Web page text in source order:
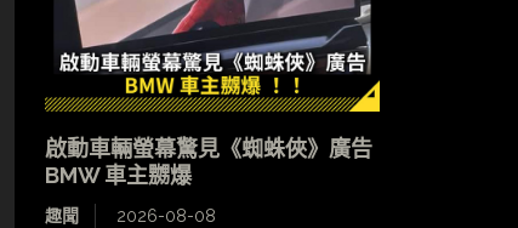
啟動車輛螢幕驚見《蜘蛛俠》廣告
BMW 車主嬲爆
趣聞 2026-08-08